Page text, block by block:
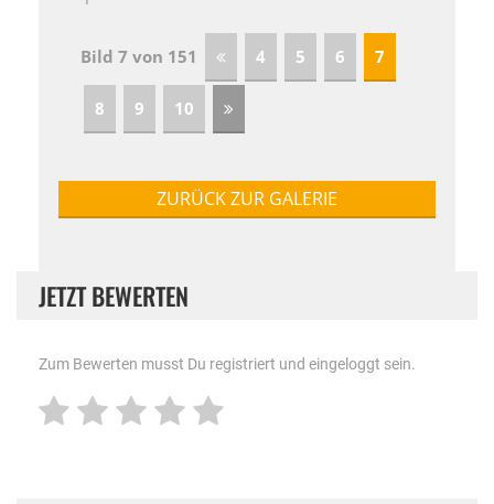
Bild 7 von 151 4 5 6 7
8 9 10
ZURÜCK ZUR GALERIE
JETZT BEWERTEN
Zum Bewerten musst Du registriert und eingeloggt sein.